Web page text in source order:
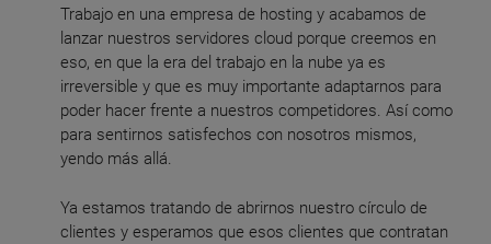
Trabajo en una empresa de hosting y acabamos de
lanzar nuestros servidores cloud porque creemos en
eso, en que la era del trabajo en la nube ya es
irreversible y que es muy importante adaptarnos para
poder hacer frente a nuestros competidores. Así como
para sentirnos satisfechos con nosotros mismos,
yendo más allá.
Ya estamos tratando de abrirnos nuestro círculo de
clientes y esperamos que esos clientes que contratan